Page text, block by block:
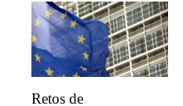
Retos de